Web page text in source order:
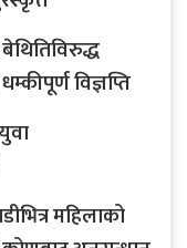
विज्ञप्ति
महिलाको